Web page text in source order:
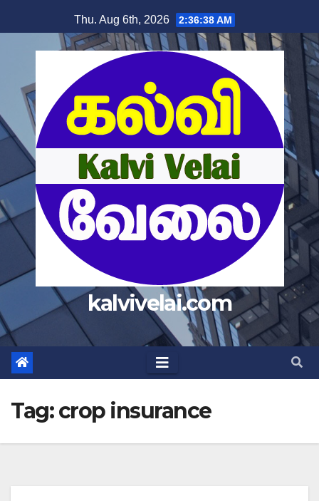
to
content
Thu. Aug 6th, 2026 2:36:38 AM
kalvivelai.com
Tag:crop insurance